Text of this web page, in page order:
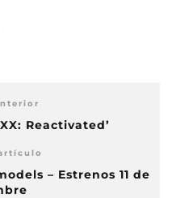
Reactivated’
– Estrenos 11 de